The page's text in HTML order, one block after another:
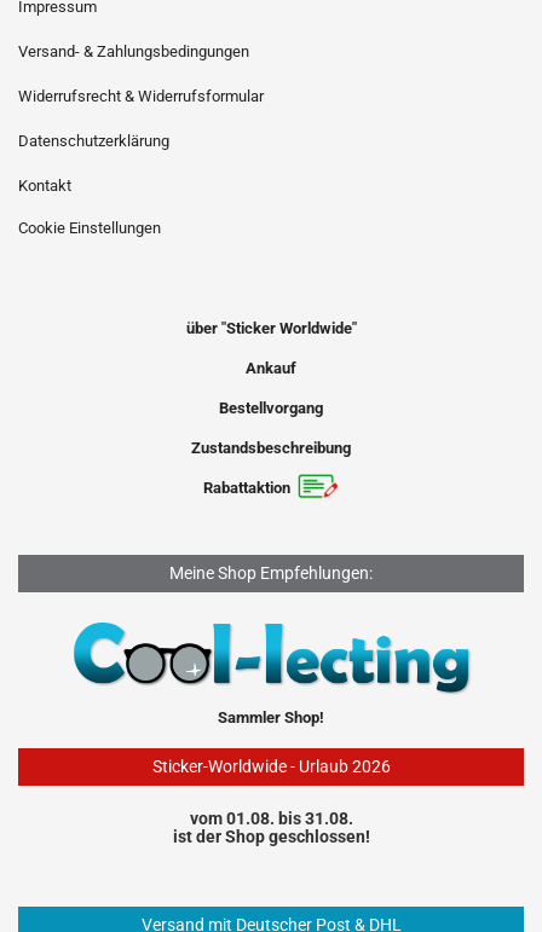
Impressum
Versand- & Zahlungsbedingungen
Widerrufsrecht & Widerrufsformular
Datenschutzerklärung
Kontakt
Cookie Einstellungen
über "Sticker Worldwide"
Ankauf
Bestellvorgang
Zustandsbeschreibung
Rabattaktion
Meine Shop Empfehlungen:
Sammler Shop!
Sticker-Worldwide - Urlaub 2026
vom 01.08. bis 31.08.
ist der Shop geschlossen!
Versand mit Deutscher Post & DHL